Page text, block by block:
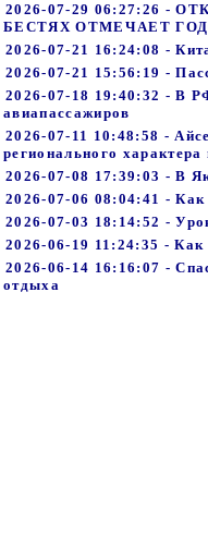
2026-07-29 06:27:26
БЕСТЯХ ОТМЕЧАЕТ
2026-07-21 16:24:08 -
2026-07-21 15:56:19 -
2026-07-18 19:40:32 - В
авиапассажиров
2026-07-11 10:48:58 -
регионального характера
2026-07-08 17:39:03 - В
2026-07-06 08:04:41 - Как
2026-07-03 18:14:52 -
2026-06-19 11:24:35 -
2026-06-14 16:16:07 -
отдыха